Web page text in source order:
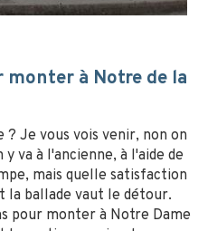
à Notre de la
? Je vous vois venir, non on
va à l'ancienne, à l'aide de
mais quelle satisfaction
la ballade vaut le détour.
pour monter à Notre Dame